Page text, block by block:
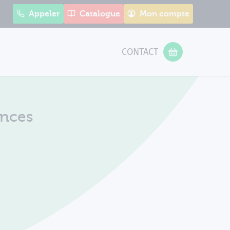
Appeler Catalogue Mon compte
CONTACT
VOTRE PANIER